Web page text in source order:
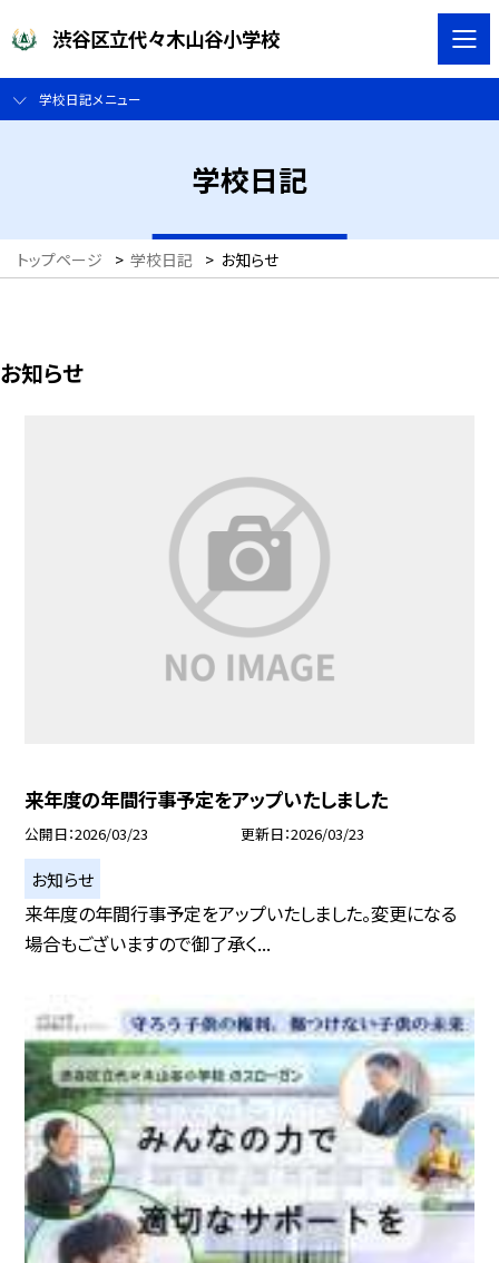
渋谷区立代々木山谷小学校
学校日記メニュー
学校日記
トップページ > 学校日記 > お知らせ
お知らせ
来年度の年間行事予定をアップいたしました
公開日 2026/03/23 更新日 2026/03/23
お知らせ
来年度の年間行事予定をアップいたしました。変更になる
場合もございますので御了承く...